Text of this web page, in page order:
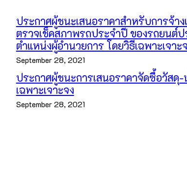
ประกาศผู้ชนะเสนอราคาสำหรับการจ้าง
ตรวจเช็คสภาพรถประจำปี ของรถยนต์ป
ตำแหน่งผู้อำนวยการ โดยวิธีเฉพาะเจาะ
September 28, 2021
ประกาศผู้ชนะการเสนอราคาจัดซื้อวัสดุ
เฉพาะเจาะจง
September 28, 2021